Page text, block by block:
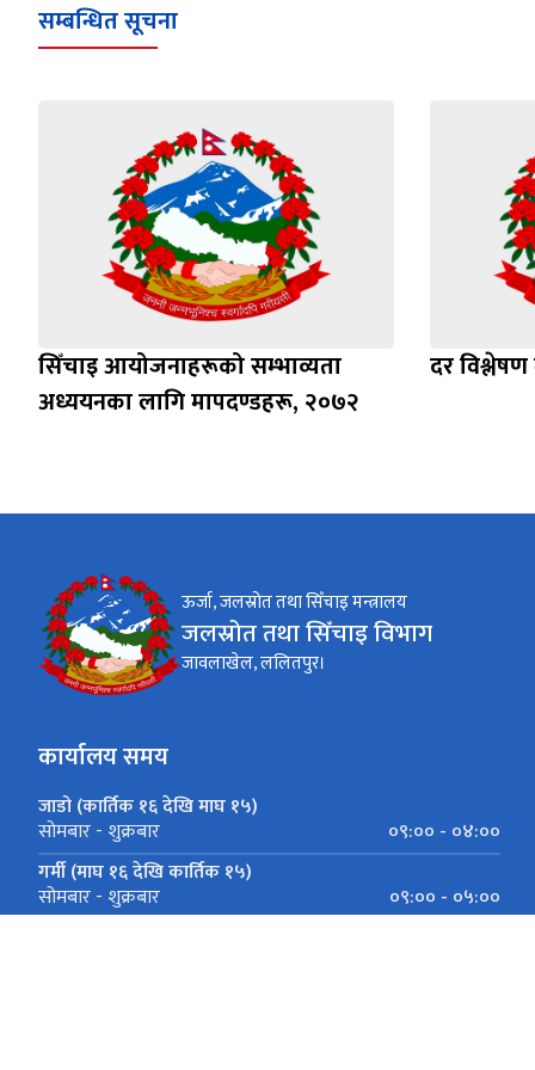
सम्बन्धित सूचना
सिँचाइ आयोजनाहरूको सम्भाव्यता
अध्ययनका लागि मापदण्डहरू, २०७२
दर
ऊर्जा, जलस्रोत तथा सिँचाइ मन्त्रालय
जलस्रोत तथा सिँचाइ विभाग
जावलाखेल, ललितपुर।
कार्यालय समय
जाडो (कार्तिक १६ देखि माघ १५)
सोमबार - शुक्रबार
०९:०० - ०४:००
गर्मी (माघ १६ देखि कार्तिक १५)
सोमबार - शुक्रबार ०९:०० - ०५:००